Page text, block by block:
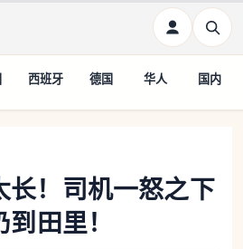
西班牙 德国 华人 国内
长！司机一怒之下
田里！